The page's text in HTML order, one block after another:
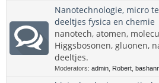
Nanotechnologie, micro
deeltjes fysica en chemie
nanotech, atomen,
Higgsbosonen, gluonen,
deeltjes.
Moderators: admin Robert